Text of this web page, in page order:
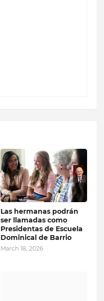
Las hermanas podrán
ser llamadas como
Presidentas de Escuela
Dominical de Barrio
March 18, 2026